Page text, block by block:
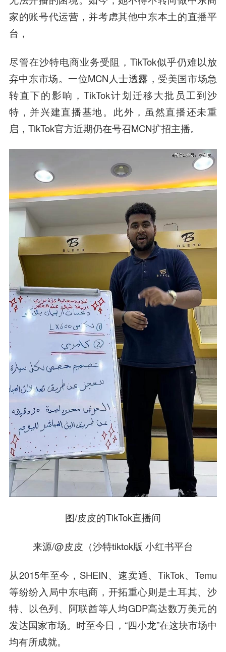
家的账号代运营，并考虑其他中东本土的直播平
台，
尽管在沙特电商业务受阻，TikTok似乎仍难以放
弃中东市场。一位MCN人士透露，受美国市场急
转直下的影响，TikTok计划迁移大批员工到沙
特，并兴建直播基地。此外，虽然直播还未重
启，TikTok官方近期仍在号召MCN扩招主播。
图/皮皮的TikTok直播间
来源/@皮皮（沙特tiktok版 小红书平台
从2015年至今，SHEIN、速卖通、TikTok、Temu
等纷纷入局中东电商，开拓重心则是土耳其、沙
特、以色列、阿联酋等人均GDP高达数万美元的
发达国家市场。时至今日，“四小龙”在这块市场中
均有所成就。